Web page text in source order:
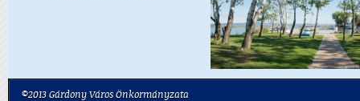
©2013 Gárdony Város Önkormányzata